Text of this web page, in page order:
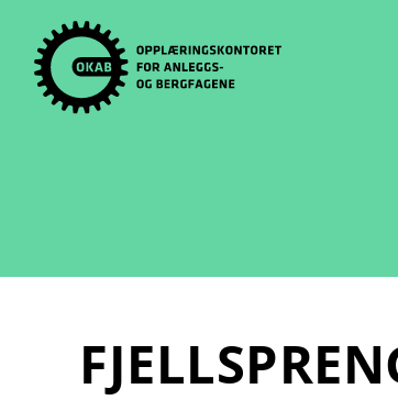
content